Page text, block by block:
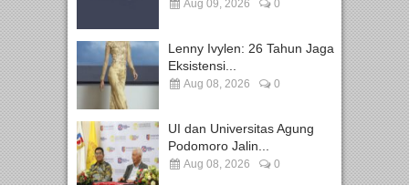
Aug 09, 2026 0
Lenny Ivylen: 26 Tahun Jaga
Eksistensi...
Aug 08, 2026 0
UI dan Universitas Agung
Podomoro Jalin...
Aug 08, 2026 0